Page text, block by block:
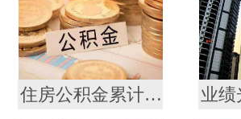
住房公积金累计缴存总额逾十九万亿元